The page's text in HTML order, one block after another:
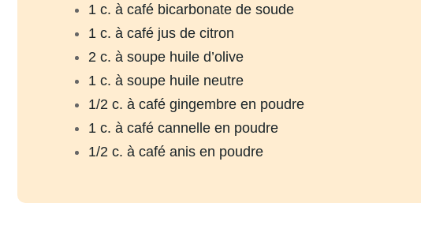
1 c. à café bicarbonate de soude
1 c. à café jus de citron
2 c. à soupe huile d’olive
1 c. à soupe huile neutre
1/2 c. à café gingembre en poudre
1 c. à café cannelle en poudre
1/2 c. à café anis en poudre